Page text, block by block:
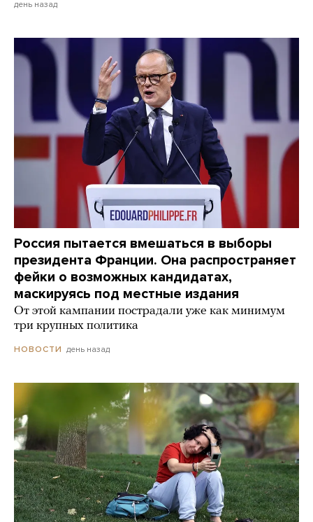
день назад
Россия пытается вмешаться в выборы
президента Франции. Она распространяет
фейки о возможных кандидатах,
маскируясь под местные издания
От этой кампании пострадали уже как минимум
три крупных политика
НОВОСТИ день назад